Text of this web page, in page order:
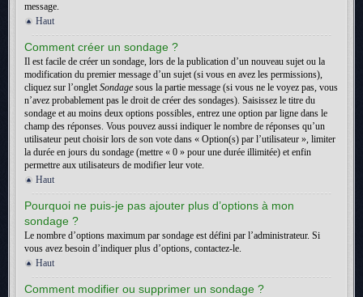
message.
Haut
Comment créer un sondage ?
Il est facile de créer un sondage, lors de la publication d’un nouveau sujet ou la
modification du premier message d’un sujet (si vous en avez les permissions),
cliquez sur l’ongletSondage sous la partie message (si vous ne le voyez pas, vous
n’avez probablement pas le droit de créer des sondages). Saisissez le titre du
sondage et au moins deux options possibles, entrez une option par ligne dans le
champ des réponses. Vous pouvez aussi indiquer le nombre de réponses qu’un
utilisateur peut choisir lors de son vote dans « Option(s) par l’utilisateur », limiter
la durée en jours du sondage (mettre « 0 » pour une durée illimitée) et enfin
permettre aux utilisateurs de modifier leur vote.
Haut
Pourquoi ne puis-je pas ajouter plus d’options à mon
sondage ?
Le nombre d’options maximum par sondage est défini par l’administrateur. Si
vous avez besoin d’indiquer plus d’options, contactez-le.
Haut
Comment modifier ou supprimer un sondage ?